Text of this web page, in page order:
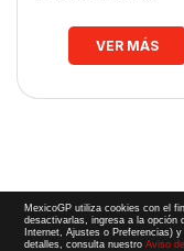
VER MÁS
MexicoGP utiliza cookies con el
desactivarlas, ingresa a la opción
Internet, Ajustes o Preferencias)
detalles, consulta nuestroAviso